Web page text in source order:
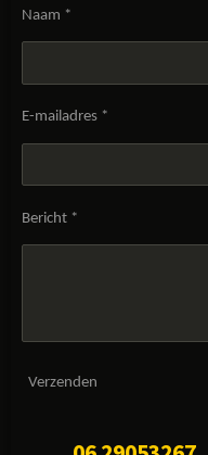
Naam *
E-mailadres *
Bericht *
Verzenden